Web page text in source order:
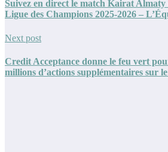
Suivez en direct le match Kairat
Ligue des Champions 2025-2026 –
Next post
Credit Acceptance donne le feu vert
millions d’actions supplémentaires sur